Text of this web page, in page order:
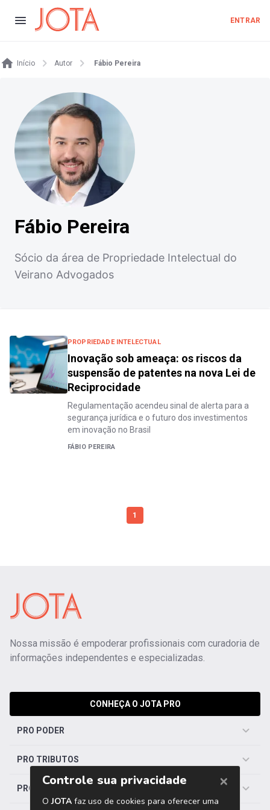
ENTRAR
Início Autor Fábio Pereira
Fábio Pereira
Sócio da área de Propriedade Intelectual do
Veirano Advogados
PROPRIEDADE INTELECTUAL
Inovação sob ameaça: os riscos da
suspensão de patentes na nova Lei de
Reciprocidade
Regulamentação acendeu sinal de alerta para a
segurança jurídica e o futuro dos investimentos
em inovação no Brasil
FÁBIO PEREIRA
1
Nossa missão é empoderar profissionais com curadoria de
informações independentes e especializadas.
CONHEÇA O JOTA PRO
PRO PODER
PRO TRIBUTOS
PRO TRABALHISTA